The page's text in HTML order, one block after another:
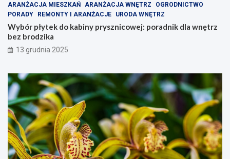
ARANŻACJA MIESZKAŃ ARANŻACJA WNĘTRZ
OGRODNICTWO
PORADY
REMONTY I ARANŻACJE URODA WNĘTRZ
Wybór płytek do kabiny prysznicowej: poradnik dla wnętrz
bez brodzika
13 grudnia 2025